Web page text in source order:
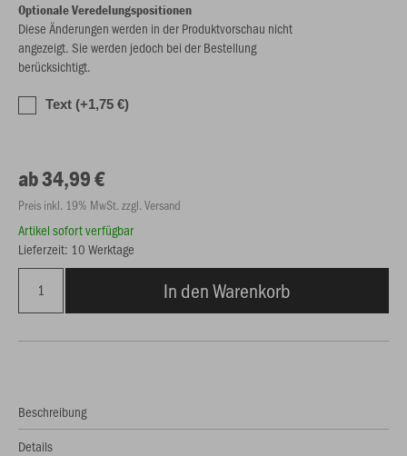
Optionale Veredelungspositionen
Diese Änderungen werden in der Produktvorschau nicht
angezeigt. Sie werden jedoch bei der Bestellung
berücksichtigt.
Text (+1,75 €)
ab 34,99 €
Preis inkl. 19% MwSt. zzgl. Versand
Artikel sofort verfügbar
Lieferzeit: 10 Werktage
In den Warenkorb
Beschreibung
Details